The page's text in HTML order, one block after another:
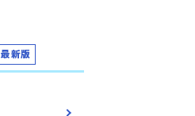
最新版